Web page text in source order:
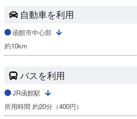
自動車を利用
函館市中心部
約10km
バスを利用
JR函館駅
所用時間 約20分（400円）